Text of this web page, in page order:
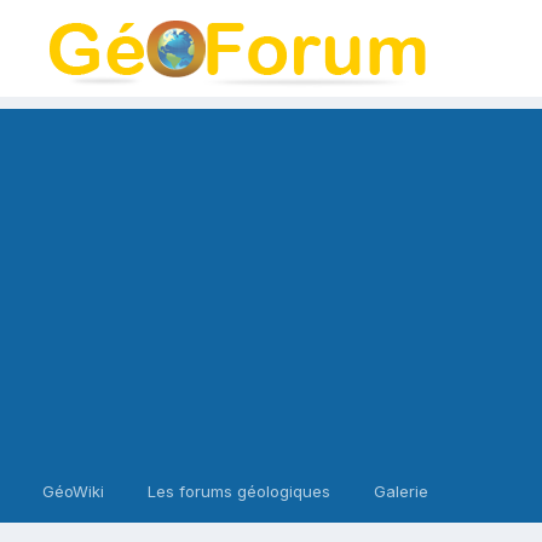
GéoWiki Les forums géologiques Galerie